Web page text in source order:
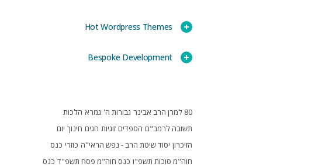
Hot Wordpress Themes
Bespoke Development
80 למרן הרב אבינר גבורות ה' גמרא הלכות
תשובה לרמב"ם הספדים זוגיות חגים חינוך יום
הזיכרון יסוד שיטת הרב - נפש הראי"ה כוזרי כנס
חוה"מ סוכות תשפ"ו כנס חוה"מ פסח תשפ"ד כנס